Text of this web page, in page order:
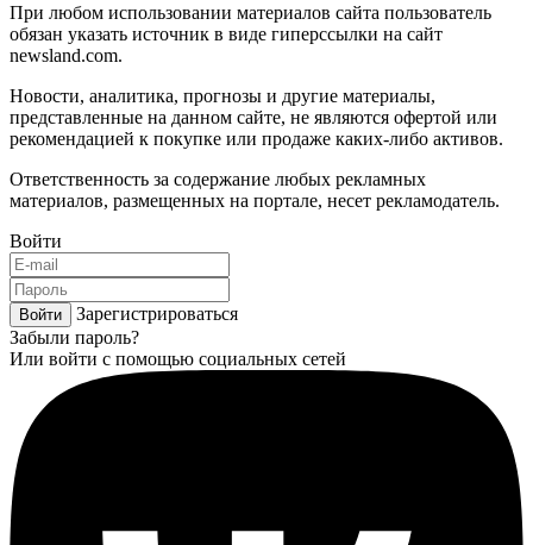
При любом использовании материалов сайта пользователь
обязан указать источник в виде гиперссылки на сайт
newsland.com.
Новости, аналитика, прогнозы и другие материалы,
представленные на данном сайте, не являются офертой или
рекомендацией к покупке или продаже каких-либо активов.
Ответственность за содержание любых рекламных
материалов, размещенных на портале, несет рекламодатель.
Войти
Войти
Зарегистрироваться
Забыли пароль?
Или войти с помощью социальных сетей